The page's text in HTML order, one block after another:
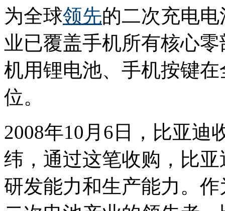
为全球领先的二次充电
业已覆盖手机所有核心
机用锂电池、手机按键
位。
2008年10月6日，比亚迪
纬，通过这笔收购，比
研发能力和生产能力。